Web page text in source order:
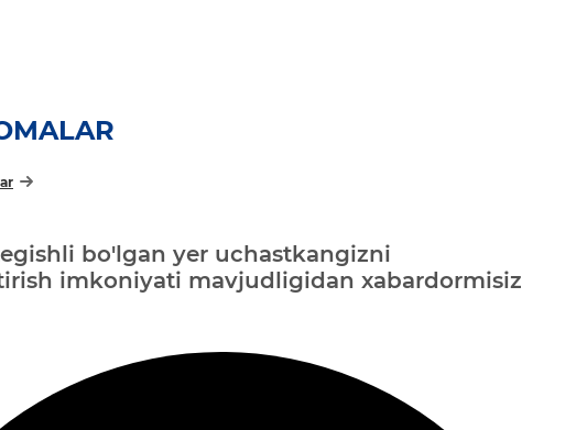
bo'lgan yer uchastkangizni
imkoniyati mavjudligidan xabardormisiz